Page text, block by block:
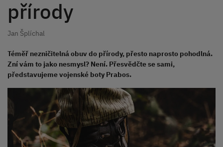
přírody
Jan Šplíchal
Téměř nezničitelná obuv do přírody, přesto naprosto pohodlná.
Zní vám to jako nesmysl? Není. Přesvědčte se sami,
představujeme vojenské boty Prabos.